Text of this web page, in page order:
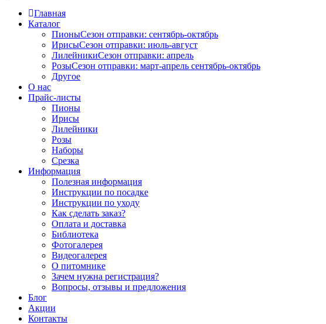
Главная
Каталог
ПионыСезон отправки: сентябрь-октябрь
ИрисыСезон отправки: июль-август
ЛилейникиСезон отправки: апрель
РозыСезон отправки: март-апрель сентябрь-октябрь
Другое
О нас
Прайс-листы
Пионы
Ирисы
Лилейники
Розы
Наборы
Срезка
Информация
Полезная информация
Инструкции по посадке
Инструкции по уходу
Как сделать заказ?
Оплата и доставка
Библиотека
Фотогалерея
Видеогалерея
О питомнике
Зачем нужна регистрация?
Вопросы, отзывы и предложения
Блог
Акции
Контакты